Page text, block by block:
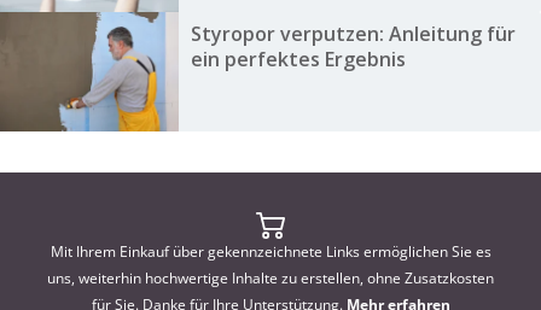
Styropor verputzen: Anleitung für
ein perfektes Ergebnis
Mit Ihrem Einkauf über gekennzeichnete Links ermöglichen Sie es
uns, weiterhin hochwertige Inhalte zu erstellen, ohne Zusatzkosten
für Sie. Danke für Ihre Unterstützung. Mehr erfahren